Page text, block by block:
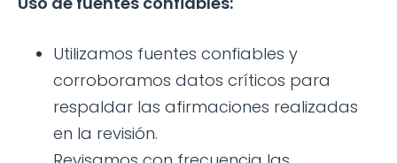
Utilizamos fuentes confiables y
corroboramos datos críticos para
respaldar las afirmaciones realizadas
en la revisión.